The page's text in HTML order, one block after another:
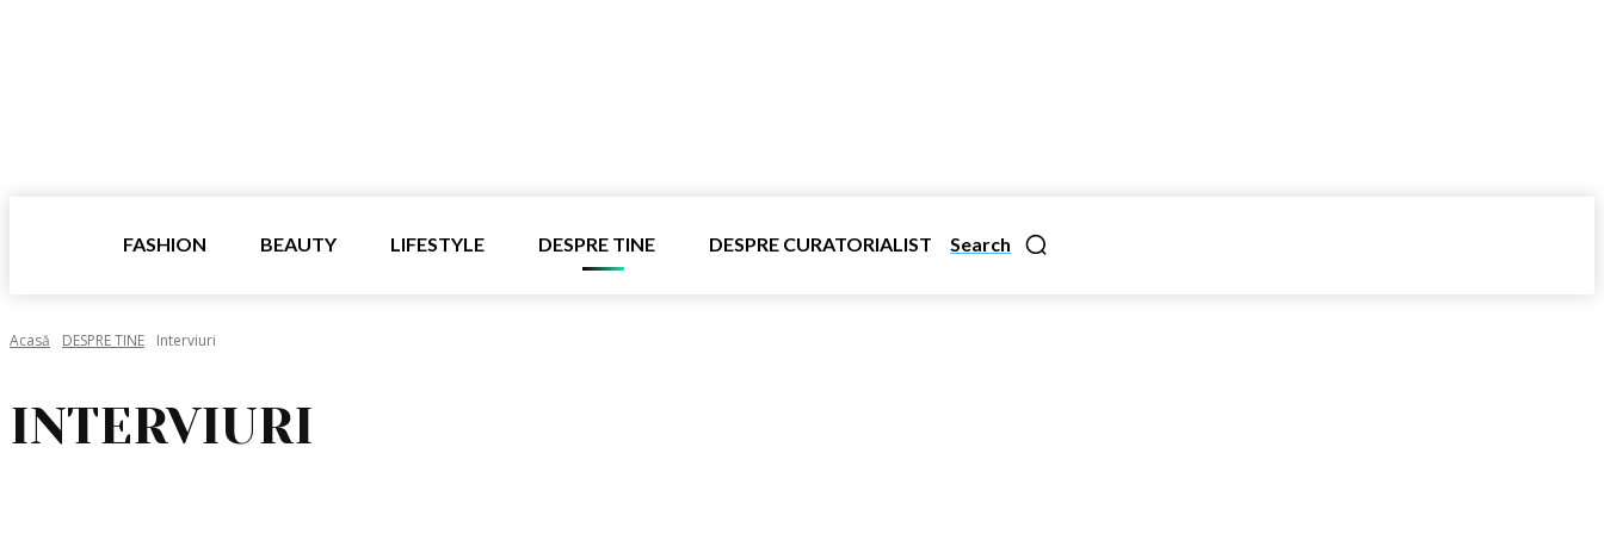
Search
FASHION BEAUTY LIFESTYLE DESPRE TINE DESPRE CURATORIALIST
Acasă DESPRE TINE Interviuri
INTERVIURI